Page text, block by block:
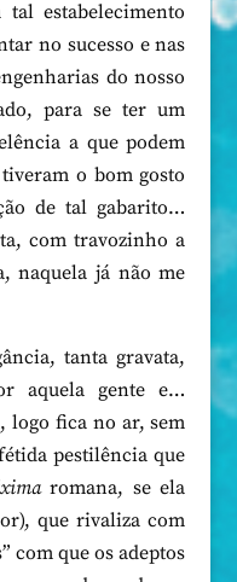
estabelecimento
no sucesso e nas
do nosso
para se ter um
a que podem
o bom gosto
de tal gabarito…
com travozinho a
naquela já não me
tanta gravata,
aquela gente e…
logo fica no ar, sem
pestilência que
romana, se ela
que rivaliza com
com que os adeptos